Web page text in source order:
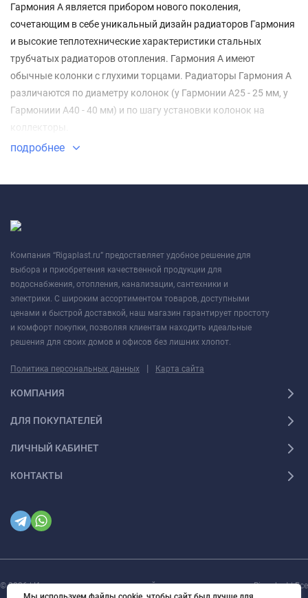
Гармония А является прибором нового поколения,
сочетающим в себе уникальный дизайн радиаторов Гармония
и высокие теплотехнические характеристики стальных
трубчатых радиаторов отопления. Гармония А имеют
обычные колонки с глухими торцами. Радиаторы Гармония А
различаются по диаметру колонок (у Гармонии А25 - 25 мм, у
Гармониии А40 - 40 мм) и по шагу установки колонок на
коллекторы.
подробнее
Компания “Rigaplast.ru” предоставляет удобное решение для
выбора и приобретения качественной продукции для
водоснабжения, отопления, канализации, сантехники и
электрики. С широким ассортиментом товаров, доступными
ценами и быстрой доставкой, наш магазин гарантирует простоту
и комфорт покупки, позволяя клиентам находить идеальные
решения для своих домов и офисов без лишних хлопот.
Политика персональных данных | Карта сайта
КОМПАНИЯ
ДЛЯ ПОКУПАТЕЛЕЙ
ЛИЧНЫЙ КАБИНЕТ
КОНТАКТЫ
© 2026 | Интернет магазин инженерной сантехники и электрики Rigaplast | Все